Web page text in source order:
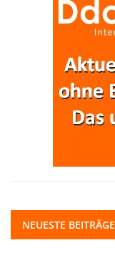
NEUESTE BEITRÄGE